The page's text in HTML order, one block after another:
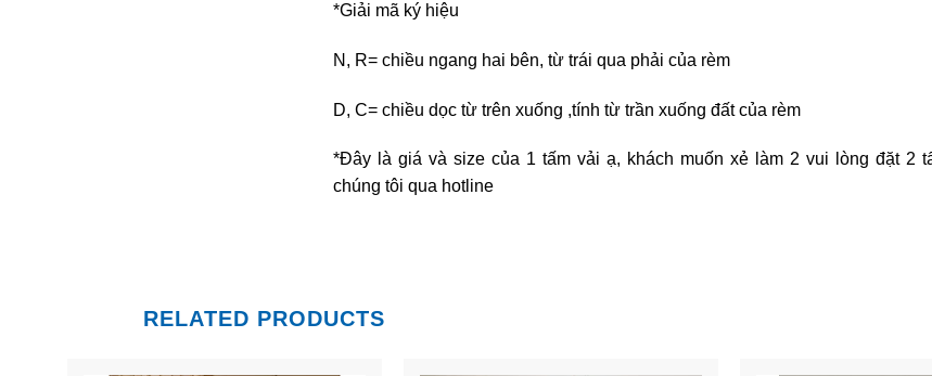
*Giải mã ký hiệu
N, R= chiều ngang hai bên, từ trái qua phải của rèm
D, C= chiều dọc từ trên xuống ,tính từ trần xuống đất của rèm
*Đây là giá và size của 1 tấm vải ạ, khách muốn xẻ làm 2 vui lòng đặt 2
chúng tôi qua hotline
RELATED PRODUCTS